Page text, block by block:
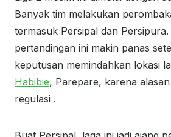
Banyak tim melakukan
termasuk Persipal dan
pertandingan ini makin panas
keputusan memindahkan lokasi
Habibie, Parepare, karena
regulasi .